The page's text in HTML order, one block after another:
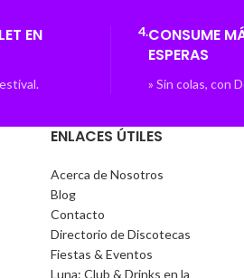
EN
4.CONSUME
ESPERAS
» Sin colas, con
ENLACES ÚTILES
Acerca de Nosotros
Blog
Contacto
Directorio de Discotecas
Fiestas & Eventos
Luna: Club & Drinks en la